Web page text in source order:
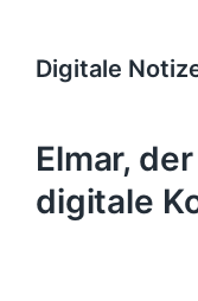
Digitale
Elmar,
digitale